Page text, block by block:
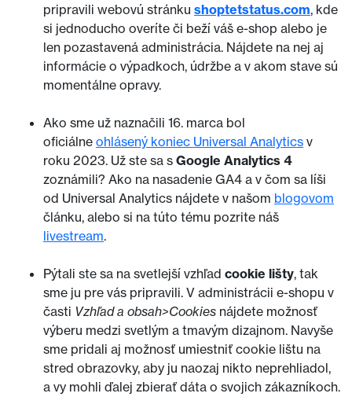
pripravili webovú stránku shoptetstatus.com, kde
si jednoducho overíte či beží váš e-shop alebo je
len pozastavená administrácia. Nájdete na nej aj
informácie o výpadkoch, údržbe a v akom stave sú
momentálne opravy.
Ako sme už naznačili 16. marca bol
oficiálne ohlásený koniec Universal Analytics v
roku 2023. Už ste sa s Google Analytics 4
zoznámili? Ako na nasadenie GA4 a v čom sa líši
od Universal Analytics nájdete v našom blogovom
článku, alebo si na túto tému pozrite náš
livestream.
Pýtali ste sa na svetlejší vzhľad cookie lišty, tak
sme ju pre vás pripravili. V administrácii e-shopu v
časti Vzhľad a obsah>Cookies nájdete možnosť
výberu medzi svetlým a tmavým dizajnom. Navyše
sme pridali aj možnosť umiestniť cookie lištu na
stred obrazovky, aby ju naozaj nikto neprehliadol,
a vy mohli ďalej zbierať dáta o svojich zákazníkoch.